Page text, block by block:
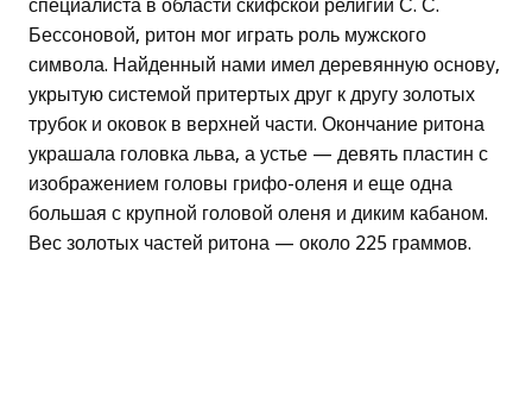
специалиста в области скифской религии С. С.
Бессоновой, ритон мог играть роль мужского
символа. Найденный нами имел деревянную основу,
укрытую системой притертых друг к другу золотых
трубок и оковок в верхней части. Окончание ритона
украшала головка льва, а устье — девять пластин с
изображением головы грифо-оленя и еще одна
большая с крупной головой оленя и диким кабаном.
Вес золотых частей ритона — около 225 граммов.